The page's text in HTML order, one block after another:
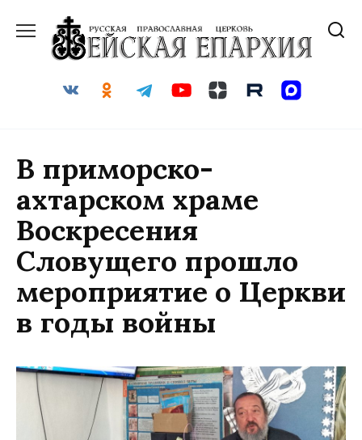
содержанию
В приморско-
ахтарском храме
Воскресения
Словущего прошло
мероприятие о Церкви
в годы войны